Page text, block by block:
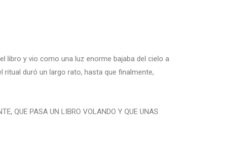
libro y vio como una luz enorme bajaba del cielo a
ritual duró un largo rato, hasta que finalmente,
QUE PASA UN LIBRO VOLANDO Y QUE UNAS